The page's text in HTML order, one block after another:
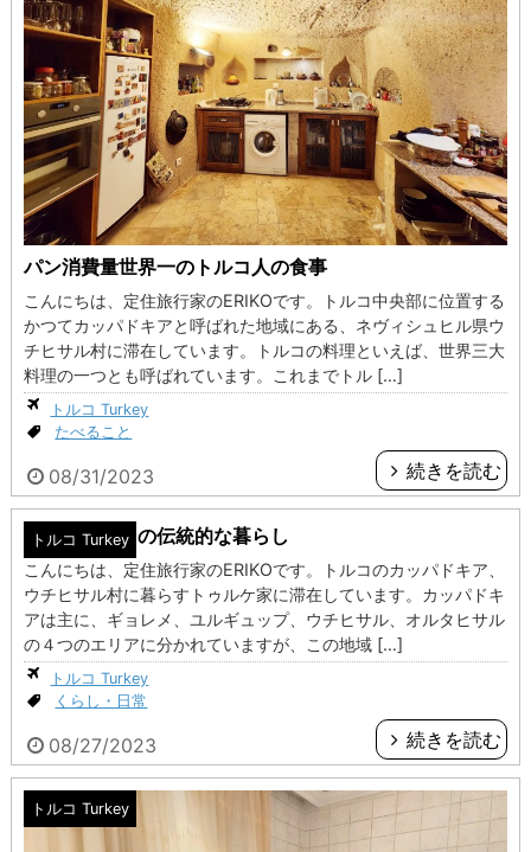
パン消費量世界一のトルコ人の食事
こんにちは、定住旅行家のERIKOです。トルコ中央部に位置する
かつてカッパドキアと呼ばれた地域にある、ネヴィシュヒル県ウ
チヒサル村に滞在しています。トルコの料理といえば、世界三大
料理の一つとも呼ばれています。これまでトル […]
トルコ Turkey
たべること
08/31/2023 続きを読む
トルコ Turkey
世界遺産の中の伝統的な暮らし
こんにちは、定住旅行家のERIKOです。トルコのカッパドキア、
ウチヒサル村に暮らすトゥルケ家に滞在しています。カッパドキ
アは主に、ギョレメ、ユルギュップ、ウチヒサル、オルタヒサル
の４つのエリアに分かれていますが、この地域 […]
トルコ Turkey
くらし・日常
08/27/2023 続きを読む
トルコ Turkey